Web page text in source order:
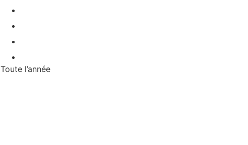
Toute l’année